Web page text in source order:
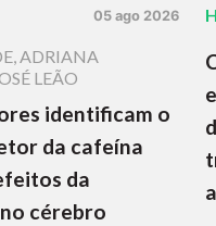
05 ago 2026
,ADRIANA
LEÃO
identificam o
da cafeína
da
cérebro